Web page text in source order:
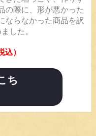
の際に、形が悪かった
ならなかった商品を訳
した。
込）
ち